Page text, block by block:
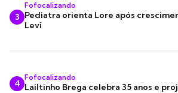
3
Fofocalizando
Pediatra orienta Lore após
Levi
4
Fofocalizando
Lailtinho Brega celebra 35 anos e